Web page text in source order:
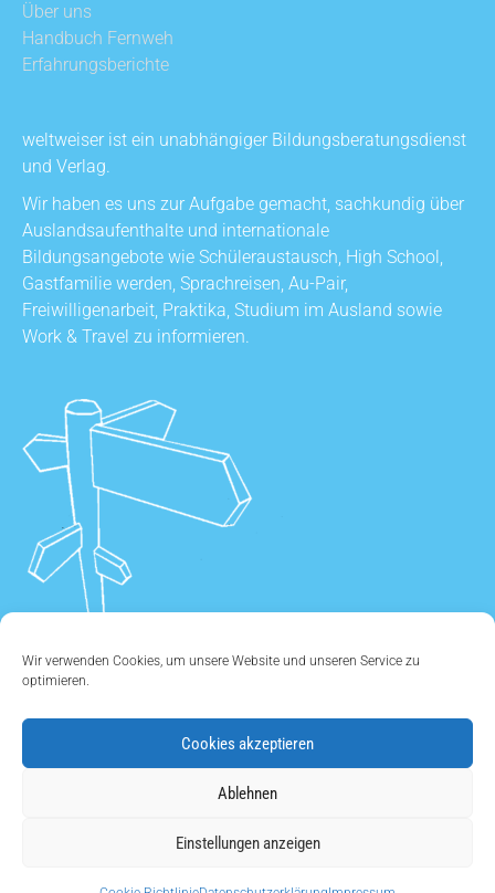
Wir verwenden Cookies, um unsere Website und unseren Service zu
optimieren.
Cookies akzeptieren
Ablehnen
Einstellungen anzeigen
Über uns
Handbuch Fernweh
Erfahrungsberichte
weltweiser ist ein unabhängiger Bildungsberatungsdienst
und Verlag.
Wir haben es uns zur Aufgabe gemacht, sachkundig über
Auslandsaufenthalte und internationale
Bildungsangebote wie Schüleraustausch, High School,
Gastfamilie werden, Sprachreisen, Au-Pair,
Freiwilligenarbeit, Praktika, Studium im Ausland sowie
Work & Travel zu informieren.